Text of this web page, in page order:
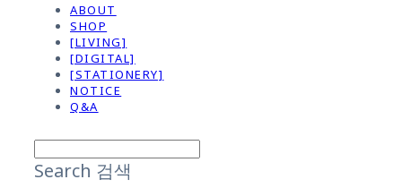
ABOUT
SHOP
[LIVING]
[DIGITAL]
[STATIONERY]
NOTICE
Q&A
Search 검색